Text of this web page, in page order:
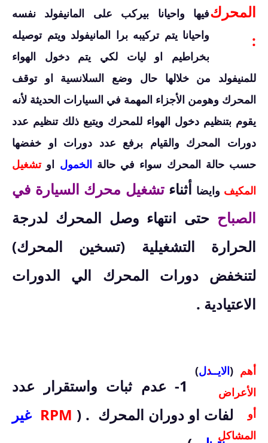
المحرك
:
فيها واحيانا بيركب على المانيفولد نفسه
واحيانا يتم تركيبه برا المانيفولد ويتم توصيله
بخراطيم او ليات لكي يتم دخول الهواء
للمنيفولد من خلالها حال وضع السلانسية او توقف
المحرك وهومن الأجزاء المهمة في السيارات الحديثة لأنه
يقوم بتنظيم دخول الهواء للمحرك ويتبع ذلك تنظيم عدد
دورات المحرك والقيام برفع عدد دورات او خفضها
حسب حالة المحرك سواء في حالة الخمول اوتشغيل
المكيف وايضا أثناءتشغيل محرك السيارة في
الصباح حتى انتهاء وصل المحرك لدرجة
الحرارة التشغيلية (تسخين المحرك)
لتنخفض دورات المحرك الي الدورات
الاعتيادية .
أهم
الأعراض
أو
المشاكل
(الايــدل) :
1- عدم ثبات واستقرار عدد
لفات او دوران المحرك . (
RPM غير